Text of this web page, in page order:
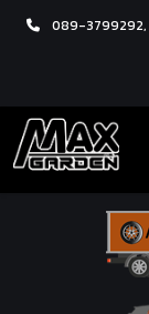
089-3799292,
หน้าแรก